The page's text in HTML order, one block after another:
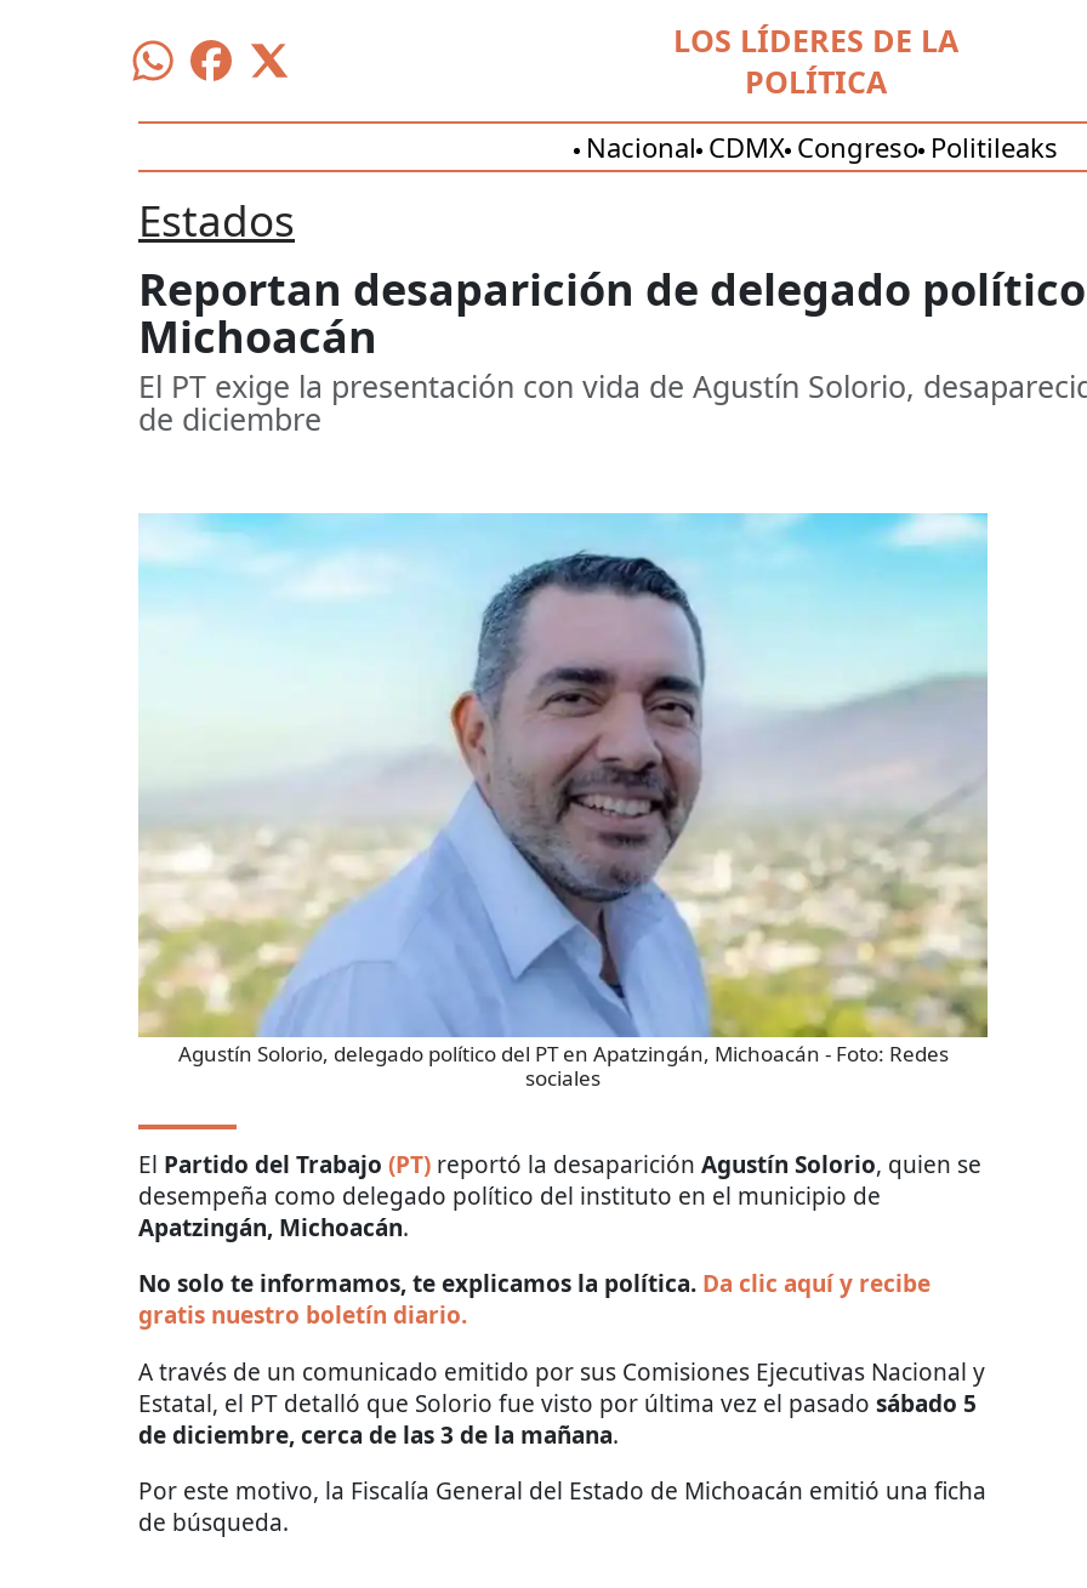
LOS LÍDERES DE LA
POLÍTICA
Nacional CDMX Congreso Politileaks
Estados
Reportan desaparición de delegado político
Michoacán
El PT exige la presentación con vida de Agustín Solorio,
de diciembre
Agustín Solorio, delegado político del PT en Apatzingán, Michoacán - Foto: Redes
sociales
El Partido del Trabajo (PT) reportó la desaparición Agustín Solorio, quien se
desempeña como delegado político del instituto en el municipio de
Apatzingán, Michoacán.
No solo te informamos, te explicamos la política. Da clic aquí y recibe
gratis nuestro boletín diario.
A través de un comunicado emitido por sus Comisiones Ejecutivas Nacional y
Estatal, el PT detalló que Solorio fue visto por última vez el pasado sábado 5
de diciembre, cerca de las 3 de la mañana.
Por este motivo, la Fiscalía General del Estado de Michoacán emitió una ficha
de búsqueda.